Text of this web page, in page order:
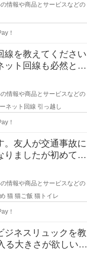
情報や商品とサービスなどの
！
線を教えてください
ット回線も必然と変
情報や商品とサービスなどの
ネット回線 引っ越し
！
。友人が交通事故に
りましたが初めて猫
ご飯
情報や商品とサービスなどの
猫 猫ご飯 猫トイレ
！
ジネスリュックを教
る大きさが欲しいで